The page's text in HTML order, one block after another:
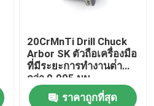
20CrMnTi Drill Chuck
Arbor SK ตัวถือเครื่องมือ
ที่มีระยะการทํางานต่ํา
กว่า 0.005 มม.
ราคาถูกที่สุด